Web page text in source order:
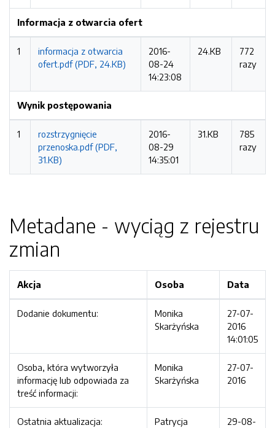
Informacja z otwarcia ofert
1
informacja z otwarcia
ofert.pdf (PDF, 24.KB)
2016-
08-24
14:23:08
24.KB
772
razy
Wynik postępowania
1
rozstrzygnięcie
przenoska.pdf (PDF,
31.KB)
2016-
08-29
14:35:01
31.KB
785
razy
Metadane - wyciąg z rejestru
zmian
Akcja Osoba Data
Dodanie dokumentu:
Monika
Skarżyńska
27-07-
2016
14:01:05
Osoba, która wytworzyła
informację lub odpowiada za
treść informacji:
Monika
Skarżyńska
27-07-
2016
Ostatnia aktualizacja:
Patrycja
29-08-